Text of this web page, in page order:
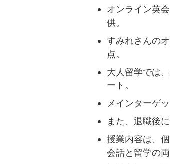
オンライン英
供。
すみれさんの
点。
大人留学では
ート。
メインターゲ
また、退職後
授業内容は、
会話と留学の両